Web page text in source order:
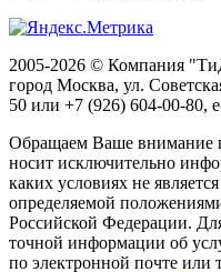
2005-2026 © Компания
город Москва, ул.
50 или +7 (926) 604-00-80,
Обращаем Ваше внимание
носит исключительно
каких условиях не
определяемой
Российской Федерации.
точной информации об
по электронной почте или